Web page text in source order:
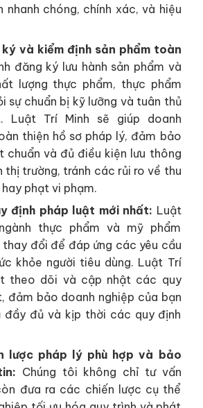
chóng, chính xác, và hiệu
và kiểm định sản phẩm toàn
đăng ký lưu hành sản phẩm và
lượng thực phẩm, thực phẩm
sự chuẩn bị kỹ lưỡng và tuân thủ
Luật Trí Minh sẽ giúp doanh
thiện hồ sơ pháp lý, đảm bảo
chuẩn và đủ điều kiện lưu thông
thị trường, tránh các rủi ro về thu
phạt vi phạm.
định pháp luật mới nhất: Luật
thực phẩm và mỹ phẩm
thay đổi để đáp ứng các yêu cầu
khỏe người tiêu dùng. Luật Trí
theo dõi và cập nhật các quy
đảm bảo doanh nghiệp của bạn
đầy đủ và kịp thời các quy định
lược pháp lý phù hợp và bảo
Chúng tôi không chỉ tư vấn
đưa ra các chiến lược cụ thể